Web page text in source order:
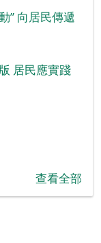
” 向居民傳遞
居民應實踐
查看全部